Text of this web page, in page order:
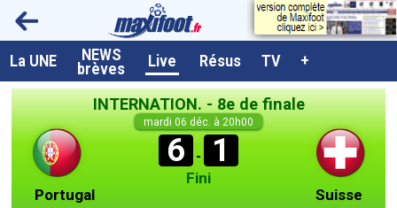
La UNE NEWS
brèves Live Résus TV +
INTERNATION. - 8e de finale
mardi 06 déc. à 20h00
6 - 1
Fini
Portugal
Suisse
A la UNE
Dernières brèves
Live / Matchs en direct
Résultats et Classements
Class. buteurs européens